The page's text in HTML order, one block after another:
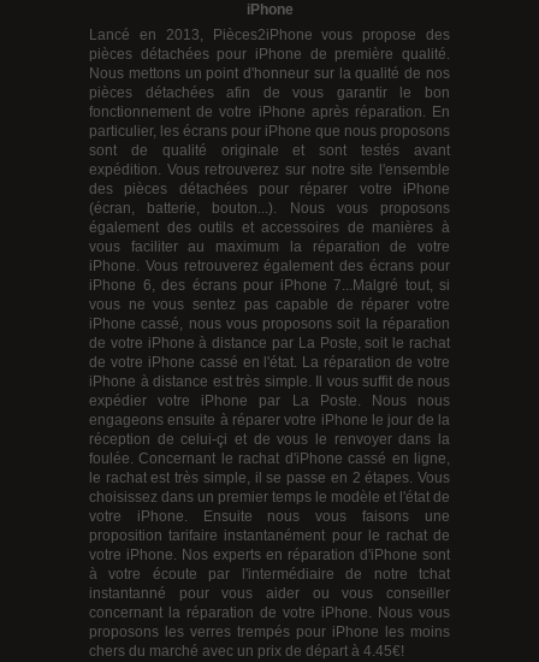
iPhone
Lancé en 2013, Pièces2iPhone vous propose des
pièces détachées pour iPhone de première qualité.
Nous mettons un point d'honneur sur la qualité de nos
pièces détachées afin de vous garantir le bon
fonctionnement de votre iPhone après réparation. En
particulier, les écrans pour iPhone que nous proposons
sont de qualité originale et sont testés avant
expédition. Vous retrouverez sur notre site l'ensemble
des pièces détachées pour réparer votre iPhone
(écran, batterie, bouton...). Nous vous proposons
également des outils et accessoires de manières à
vous faciliter au maximum la réparation de votre
iPhone. Vous retrouverez également desécrans pour
iPhone 6, des écrans pour iPhone 7...Malgré tout, si
vous ne vous sentez pas capable de réparer votre
iPhone cassé, nous vous proposons soit la réparation
de votre iPhone à distance par La Poste, soit le rachat
de votre iPhone cassé en l'état. La réparation de votre
iPhone à distance est très simple. Il vous suffit de nous
expédier votre iPhone par La Poste. Nous nous
engageons ensuite à réparer votre iPhone le jour de la
réception de celui-çi et de vous le renvoyer dans la
foulée. Concernant le rachat d'iPhone cassé en ligne,
le rachat est très simple, il se passe en 2 étapes. Vous
choisissez dans un premier temps le modèle et l'état de
votre iPhone. Ensuite nous vous faisons une
proposition tarifaire instantanément pour le rachat de
votre iPhone. Nos experts en réparation d'iPhone sont
à votre écoute par l'intermédiaire de notre tchat
instantanné pour vous aider ou vous conseiller
concernant la réparation de votre iPhone. Nous vous
proposons les verres trempés pour iPhone les moins
chers du marché avec un prix de départ à 4.45€!